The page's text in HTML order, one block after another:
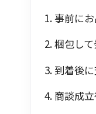
事前に
梱包し
到着後
商談成